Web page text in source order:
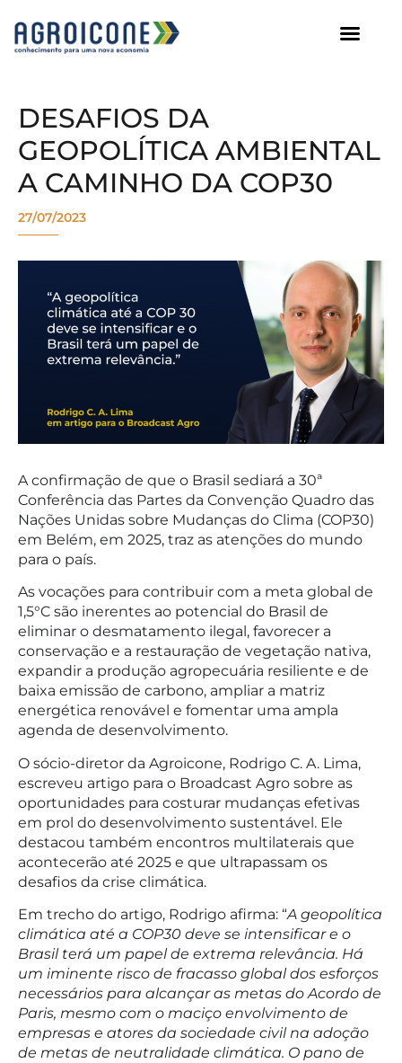
DESAFIOS DA
GEOPOLÍTICA AMBIENTAL
A CAMINHO DA COP30
27/07/2023
A confirmação de que o Brasil sediará a 30ª
Conferência das Partes da Convenção Quadro das
Nações Unidas sobre Mudanças do Clima (COP30)
em Belém, em 2025, traz as atenções do mundo
para o país.
As vocações para contribuir com a meta global de
1,5°C são inerentes ao potencial do Brasil de
eliminar o desmatamento ilegal, favorecer a
conservação e a restauração de vegetação nativa,
expandir a produção agropecuária resiliente e de
baixa emissão de carbono, ampliar a matriz
energética renovável e fomentar uma ampla
agenda de desenvolvimento.
O sócio-diretor da Agroicone, Rodrigo C. A. Lima,
escreveu artigo para o Broadcast Agro sobre as
oportunidades para costurar mudanças efetivas
em prol do desenvolvimento sustentável. Ele
destacou também encontros multilaterais que
acontecerão até 2025 e que ultrapassam os
desafios da crise climática.
Em trecho do artigo, Rodrigo afirma: “A geopolítica
climática até a COP30 deve se intensificar e o
Brasil terá um papel de extrema relevância. Há
um iminente risco de fracasso global dos esforços
necessários para alcançar as metas do Acordo de
Paris, mesmo com o maciço envolvimento de
empresas e atores da sociedade civil na adoção
de metas de neutralidade climática. O pano de